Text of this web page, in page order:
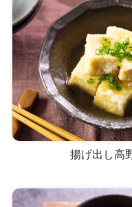
揚げ出し高